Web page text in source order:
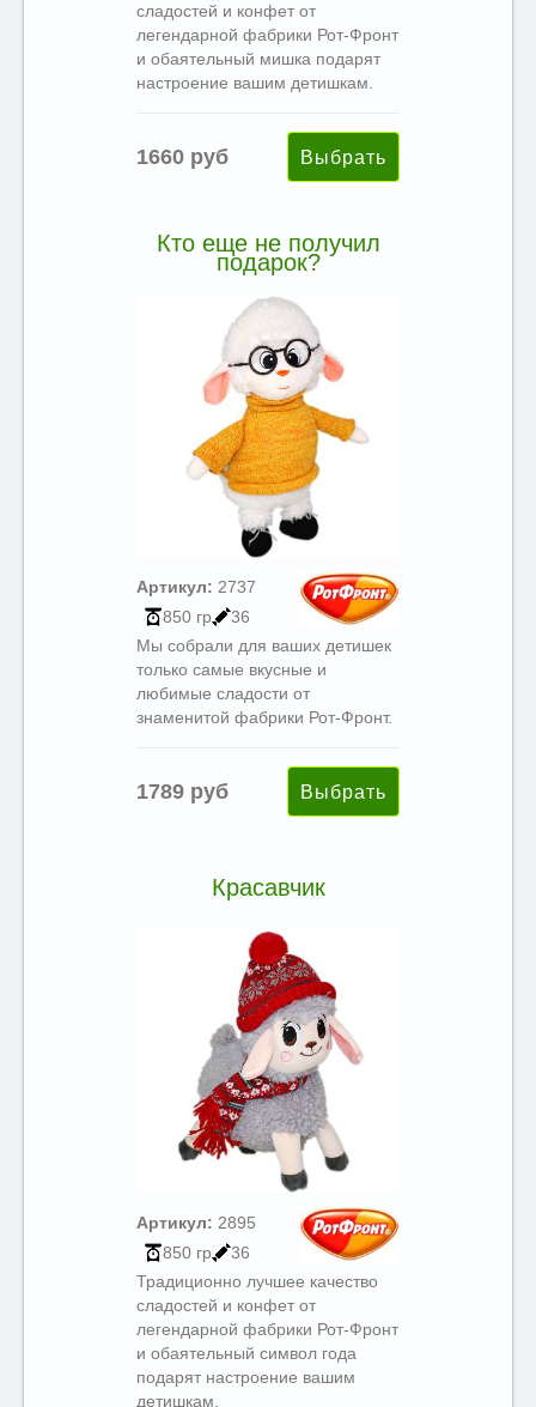
сладостей и конфет от
легендарной фабрики Рот-Фронт
и обаятельный мишка подарят
настроение вашим детишкам.
1660 руб
Кто еще не получил
подарок?
Артикул: 2737
850 гр
36
Мы собрали для ваших детишек
только самые вкусные и
любимые сладости от
знаменитой фабрики Рот-Фронт.
1789 руб
Красавчик
Артикул: 2895
850 гр
36
Традиционно лучшее качество
сладостей и конфет от
легендарной фабрики Рот-Фронт
и обаятельный символ года
подарят настроение вашим
детишкам.